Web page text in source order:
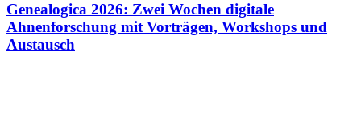
Genealogica 2026: Zwei Wochen digitale
Ahnenforschung mit Vorträgen, Workshops und
Austausch